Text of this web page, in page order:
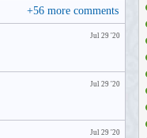
+56 more comments
Jul 29 '20
Jul 29 '20
Jul 29 '20